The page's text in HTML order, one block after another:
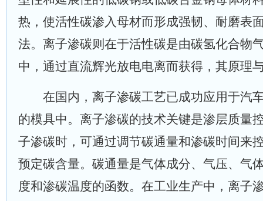
热，使活性碳渗入母材而形成强韧、耐磨表
法。离子渗碳则在于活性碳是由碳氢化合物
中，通过直流辉光放电电离而获得，其原理
在国内，离子渗碳工艺已成功应用于汽
的模具中。离子渗碳的技术关键是渗层质量
子渗碳时，可通过调节碳通量和渗碳时间来
预定碳含量。碳通量是气体成分、气压、气
度和渗碳温度的函数。在工业生产中，离子